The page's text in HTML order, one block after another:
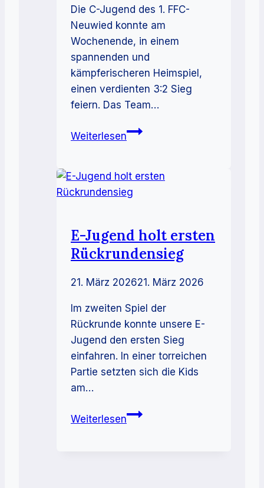
Die C-Jugend des 1. FFC-
Neuwied konnte am
Wochenende, in einem
spannenden und
kämpferischeren Heimspiel,
einen verdienten 3:2 Sieg
feiern. Das Team…
WeiterlesenHeimsieg
Jugend
E-Jugend holt ersten
Rückrundensieg
21. März 202621. März 2026
Im zweiten Spiel der
Rückrunde konnte unsere E-
Jugend den ersten Sieg
einfahren. In einer torreichen
Partie setzten sich die Kids
am…
WeiterlesenE-